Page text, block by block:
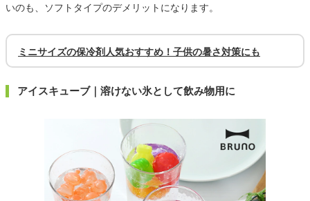
いのも、ソフトタイプのデメリットになります。
ミニサイズの保冷剤人気おすすめ！子供の暑さ対策にも
アイスキューブ｜溶けない氷として飲み物用に